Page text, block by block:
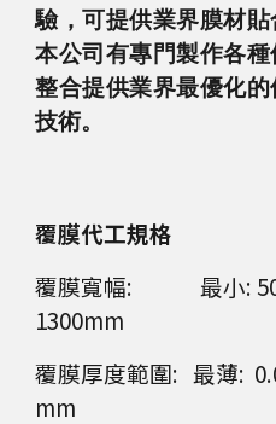
驗，可提供業界膜材貼
本公司有專門製作各
整合提供業界最優化
技術。
覆膜代工規格
覆膜寬幅: 最小:
1300mm
覆膜厚度範圍: 最薄:
mm